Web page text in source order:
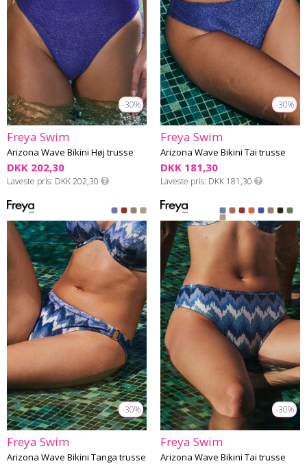
-30%
Freya Swim
Arizona Wave Bikini Høj trusse
DKK 202,30
Laveste pris DKK 202,30
-30%
Freya Swim
Arizona Wave Bikini Tai trusse
DKK 181,30
Laveste pris DKK 181,30
-30%
Freya Swim
Arizona Wave Bikini Tanga trusse
-30%
Freya Swim
Arizona Wave Bikini Tai trusse